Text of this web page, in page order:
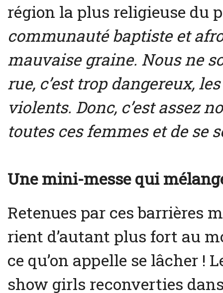
région la plus religieuse du
communauté baptiste et
mauvaise graine. Nous ne
rue, c’est trop dangereux,
violents. Donc, c’est assez
toutes ces femmes et de se
Une mini-messe qui
Retenues par ces barrières
rient d’autant plus fort au
ce qu’on appelle se lâcher !
show girls reconverties